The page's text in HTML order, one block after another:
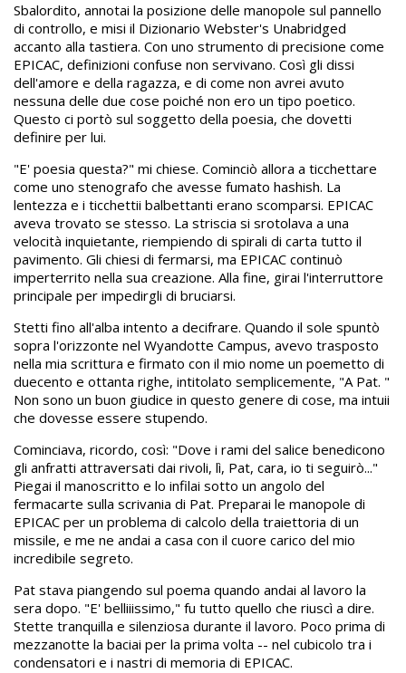
Sbalordito, annotai la posizione delle manopole sul pannello
di controllo, e misi il Dizionario Webster's Unabridged
accanto alla tastiera. Con uno strumento di precisione come
EPICAC, definizioni confuse non servivano. Così gli dissi
dell'amore e della ragazza, e di come non avrei avuto
nessuna delle due cose poiché non ero un tipo poetico.
Questo ci portò sul soggetto della poesia, che dovetti
definire per lui.
"E' poesia questa?" mi chiese. Cominciò allora a ticchettare
come uno stenografo che avesse fumato hashish. La
lentezza e i ticchettii balbettanti erano scomparsi. EPICAC
aveva trovato se stesso. La striscia si srotolava a una
velocità inquietante, riempiendo di spirali di carta tutto il
pavimento. Gli chiesi di fermarsi, ma EPICAC continuò
imperterrito nella sua creazione. Alla fine, girai l'interruttore
principale per impedirgli di bruciarsi.
Stetti fino all'alba intento a decifrare. Quando il sole spuntò
sopra l'orizzonte nel Wyandotte Campus, avevo trasposto
nella mia scrittura e firmato con il mio nome un poemetto di
duecento e ottanta righe, intitolato semplicemente, "A Pat. "
Non sono un buon giudice in questo genere di cose, ma intuii
che dovesse essere stupendo.
Cominciava, ricordo, così: "Dove i rami del salice benedicono
gli anfratti attraversati dai rivoli, lì, Pat, cara, io ti seguirò..."
Piegai il manoscritto e lo infilai sotto un angolo del
fermacarte sulla scrivania di Pat. Preparai le manopole di
EPICAC per un problema di calcolo della traiettoria di un
missile, e me ne andai a casa con il cuore carico del mio
incredibile segreto.
Pat stava piangendo sul poema quando andai al lavoro la
sera dopo. "E' belliiissimo," fu tutto quello che riuscì a dire.
Stette tranquilla e silenziosa durante il lavoro. Poco prima di
mezzanotte la baciai per la prima volta -- nel cubicolo tra i
condensatori e i nastri di memoria di EPICAC.